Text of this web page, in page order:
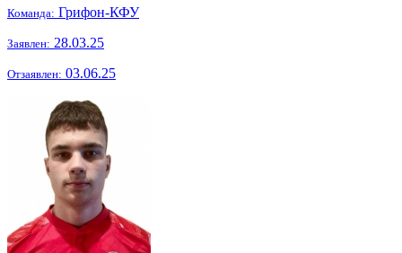
Команда: Грифон-КФУ
Заявлен: 28.03.25
Отзаявлен: 03.06.25